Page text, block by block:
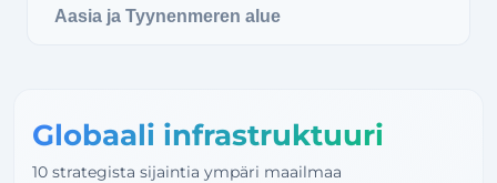
Aasia ja Tyynenmeren alue
Globaali infrastruktuuri
10 strategista sijaintia ympäri maailmaa